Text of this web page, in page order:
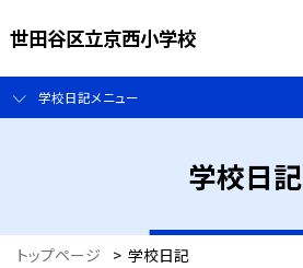
世田谷区立京西小学校
学校日記メニュー
学校日記
トップページ > 学校日記